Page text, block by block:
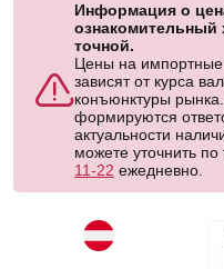
Информация о
ознакомительный
точной.
Цены на импортные
зависят от курса
конъюнктуры
формируются
актуальности
можете уточнить
11-22 ежедневно.